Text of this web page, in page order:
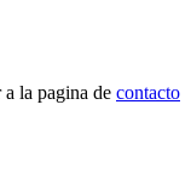
la pagina de contacto